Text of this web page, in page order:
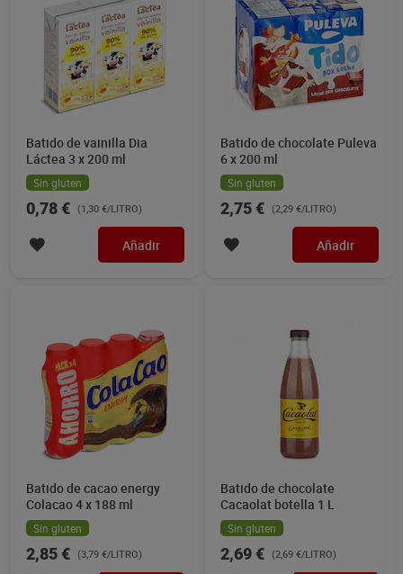
Batido de vainilla Dia
Láctea 3 x 200 ml
Sin gluten
0,78 € (1,30 €/LITRO)
Añadir
Batido de chocolate Puleva
6 x 200 ml
Sin gluten
2,75 € (2,29 €/LITRO)
Añadir
Batido de cacao energy
Colacao 4 x 188 ml
Sin gluten
2,85 € (3,79 €/LITRO)
Batido de chocolate
Cacaolat botella 1 L
Sin gluten
2,69 € (2,69 €/LITRO)